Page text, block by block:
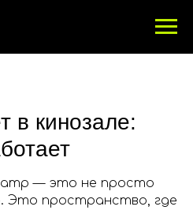
в кинозале:
— это не просто
Это пространство, где